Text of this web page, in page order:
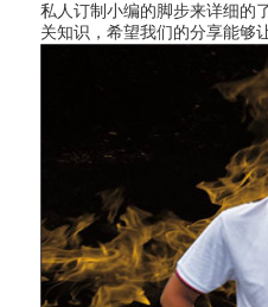
私人订制小编的脚步来详细的
关知识，希望我们的分享能够